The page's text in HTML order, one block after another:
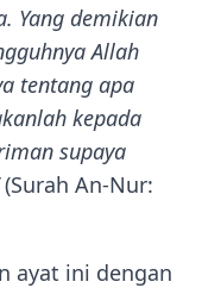
Yang demikian
Allah
tentang apa
kepada
supaya
(Surah An-Nur:
ayat ini dengan